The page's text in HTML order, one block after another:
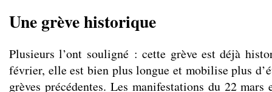
Une grève historique
Plusieurs l’ont souligné : cette grève est déjà
février, elle est bien plus longue et mobilise plus
grèves précédentes. Les manifestations du 22